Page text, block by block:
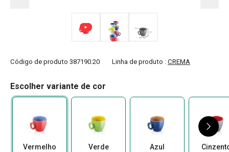
Código de produto 387190.20 Linha de produto : CREMA
Escolher variante de cor
Vermelho Verde Azul